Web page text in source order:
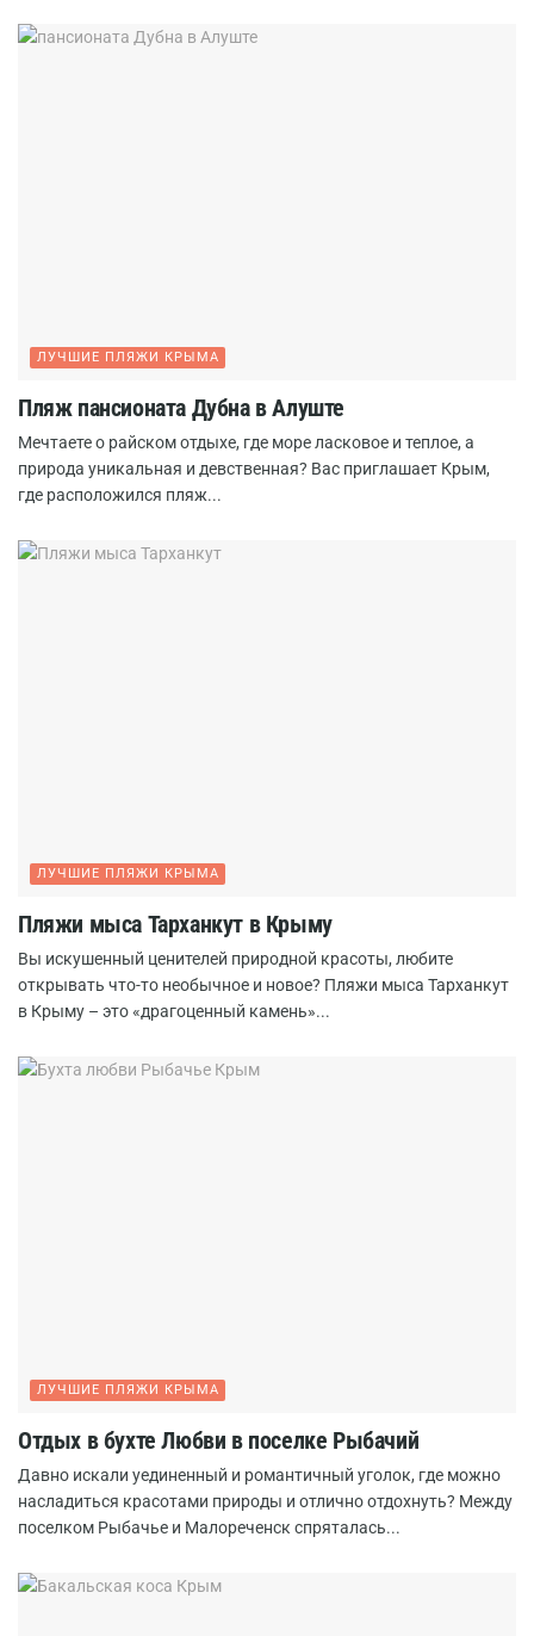
ЛУЧШИЕ ПЛЯЖИ КРЫМА
Пляж пансионата Дубна в Алуште
Мечтаете о райском отдыхе, где море ласковое и теплое, а
природа уникальная и девственная? Вас приглашает Крым,
где расположился пляж...
ЛУЧШИЕ ПЛЯЖИ КРЫМА
Пляжи мыса Тарханкут в Крыму
Вы искушенный ценителей природной красоты, любите
открывать что-то необычное и новое? Пляжи мыса Тарханкут
в Крыму – это «драгоценный камень»...
ЛУЧШИЕ ПЛЯЖИ КРЫМА
Отдых в бухте Любви в поселке Рыбачий
Давно искали уединенный и романтичный уголок, где можно
насладиться красотами природы и отлично отдохнуть? Между
поселком Рыбачье и Малореченск спряталась...